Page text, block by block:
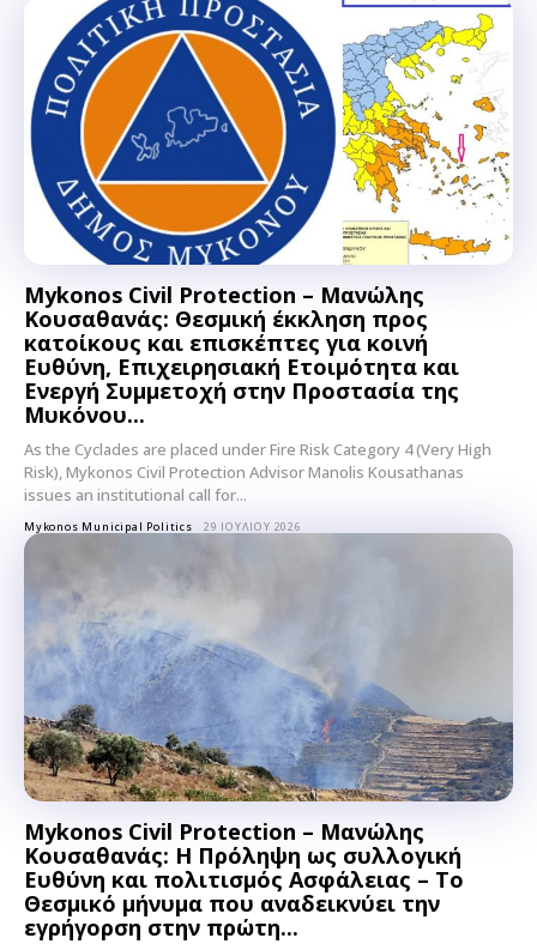
Don't miss
out!
Mykonos Civil Protection – Μανώλης
Κουσαθανάς: Θεσμική έκκληση προς
κατοίκους και επισκέπτες για κοινή
Ευθύνη, Επιχειρησιακή Ετοιμότητα και
Ενεργή Συμμετοχή στην Προστασία της
Μυκόνου...
As the Cyclades are placed under Fire Risk Category 4 (Very High
Risk), Mykonos Civil Protection Advisor Manolis Kousathanas
issues an institutional call for...
Mykonos Municipal Politics 29 ΙΟΥΛΊΟΥ 2026
Mykonos Civil Protection – Μανώλης
Κουσαθανάς: Η Πρόληψη ως συλλογική
Ευθύνη και πολιτισμός Ασφάλειας – Το
Θεσμικό μήνυμα που αναδεικνύει την
εγρήγορση στην πρώτη...